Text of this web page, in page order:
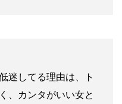
迷してる理由は、ト
、カンタがいい女と